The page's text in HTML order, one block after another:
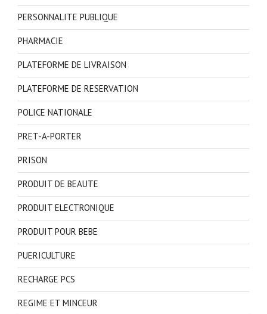
PERSONNALITE PUBLIQUE
PHARMACIE
PLATEFORME DE LIVRAISON
PLATEFORME DE RESERVATION
POLICE NATIONALE
PRET-A-PORTER
PRISON
PRODUIT DE BEAUTE
PRODUIT ELECTRONIQUE
PRODUIT POUR BEBE
PUERICULTURE
RECHARGE PCS
REGIME ET MINCEUR